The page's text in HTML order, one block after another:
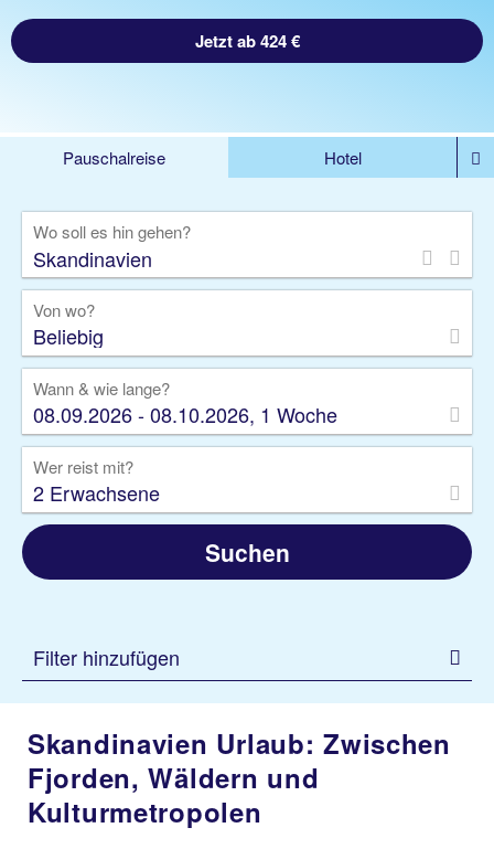
Jetzt ab 424 €
Pauschalreise
Hotel
Kreuzfahrten
Rundreisen
Privattransfer
Zusatzleistungen
Wo soll es hin gehen?
Von wo?
Beliebig
Wann & wie lange?
08.09.2026 - 08.10.2026, 1 Woche
Wer reist mit?
2 Erwachsene
Suchen
Filter hinzufügen
Skandinavien Urlaub: Zwischen
Fjorden, Wäldern und
Kulturmetropolen